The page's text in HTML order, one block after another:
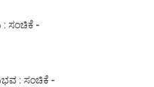
: ಸಂಚಿಕೆ -
: ಸಂಚಿಕೆ -